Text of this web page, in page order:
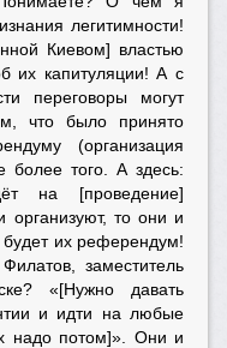
легитимности!
Киевом] властью
их капитуляции! А с
переговоры могут
что было принято
(организация
более того. А здесь:
на [проведение]
то они и
будет их референдум!
Филатов, заместитель
«[Нужно давать
и идти на любые
надо потом]». Они и